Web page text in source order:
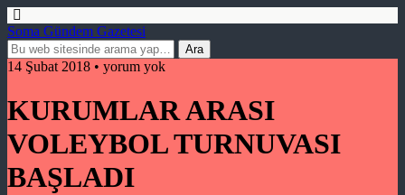
Soma Gündem Gazetesi
14 Şubat 2018 • yorum yok
KURUMLAR ARASI
VOLEYBOL TURNUVASI
BAŞLADI